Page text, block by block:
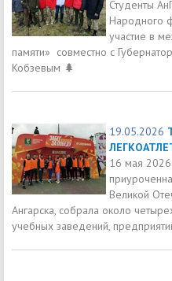
Студенты
Народного
участие в
памяти» совместно с
Кобзевым 🌲
19.05.2026
16 мая 2026
Великой
Ангарска, собрала около
учебных заведений,